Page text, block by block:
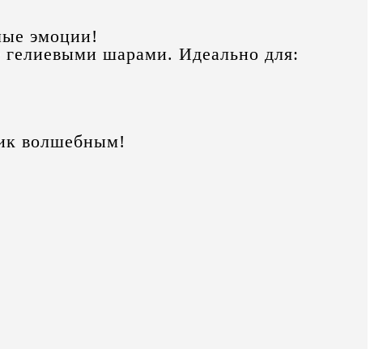
эмоции!
гелиевыми шарами. Идеально для:
волшебным!